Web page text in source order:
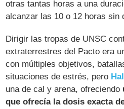
otras tantas horas a una
alcanzar las 10 o 12 horas sin
Dirigir las tropas de UNSC
extraterrestres del Pacto era
con múltiples objetivos,
situaciones de estrés, pero
una de cal y arena, ofreciendo
que ofrecía la dosis exacta